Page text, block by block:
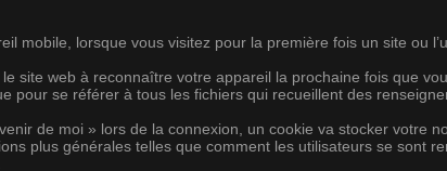
mobile, lorsque vous visitez pour la première fois un site ou
site web à reconnaître votre appareil la prochaine fois que
se référer à tous les fichiers qui recueillent des
de moi » lors de la connexion, un cookie va stocker votre
plus générales telles que comment les utilisateurs se sont